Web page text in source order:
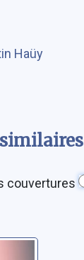
Haüy
couvertures